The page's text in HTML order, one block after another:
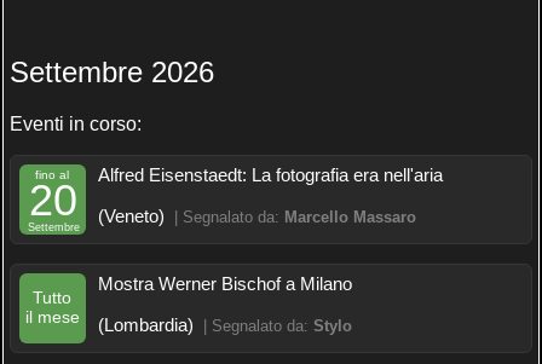
Settembre 2026
Eventi in corso:
fino al
20
Settembre
Alfred Eisenstaedt: La fotografia era nell'aria
(Veneto)
| Segnalato da: Marcello Massaro
Tutto
il mese
Mostra Werner Bischof a Milano
(Lombardia)
| Segnalato da: Stylo